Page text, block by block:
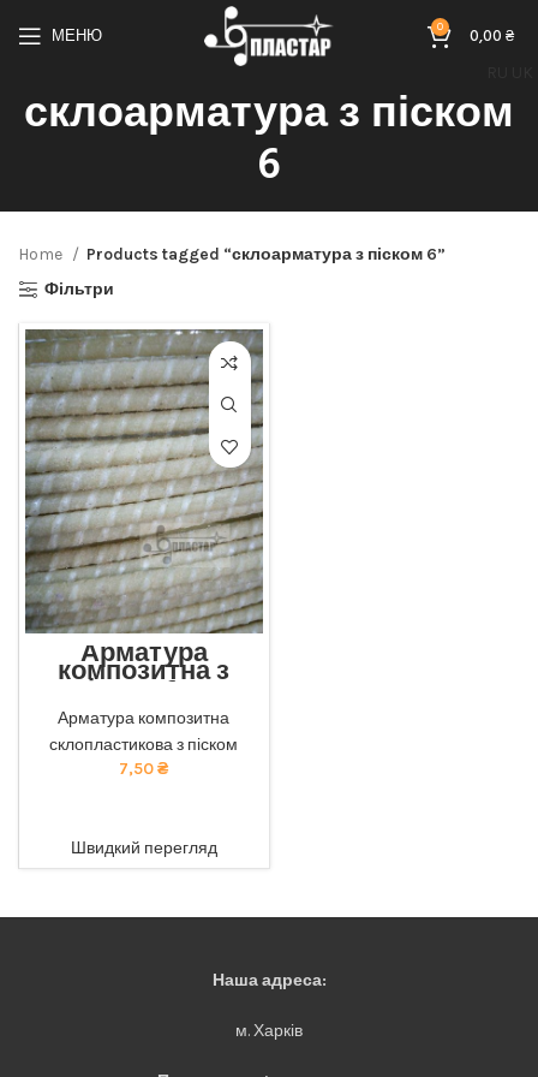
МЕНЮ 0 0,00₴
склоарматура з піском
6
Home
Products tagged “склоарматура з піском 6”
Фільтри
Арматура
композитна з
піском 6мм
Екологічна композитна
арматура з піском від нашої
компанії: безпечна для
здоров'я та навколишнього
Арматура композитна
склопластикова з піском
7,50₴
Швидкий перегляд
Наша адреса:
м. Харків